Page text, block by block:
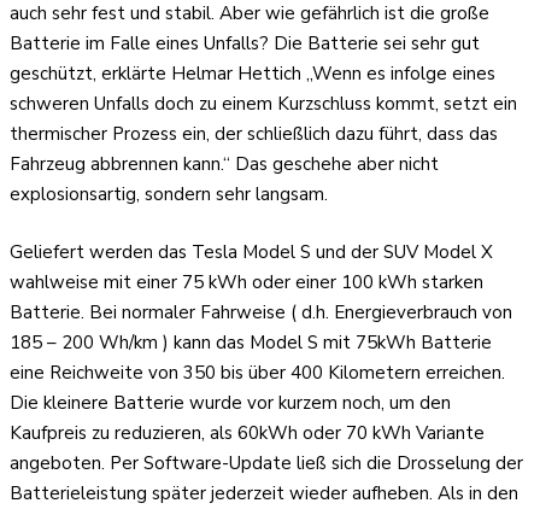
auch sehr fest und stabil. Aber wie gefährlich ist die große
Batterie im Falle eines Unfalls? Die Batterie sei sehr gut
geschützt, erklärte Helmar Hettich „Wenn es infolge eines
schweren Unfalls doch zu einem Kurzschluss kommt, setzt ein
thermischer Prozess ein, der schließlich dazu führt, dass das
Fahrzeug abbrennen kann.“ Das geschehe aber nicht
explosionsartig, sondern sehr langsam.
Geliefert werden das Tesla Model S und der SUV Model X
wahlweise mit einer 75 kWh oder einer 100 kWh starken
Batterie. Bei normaler Fahrweise ( d.h. Energieverbrauch von
185 – 200 Wh/km ) kann das Model S mit 75kWh Batterie
eine Reichweite von 350 bis über 400 Kilometern erreichen.
Die kleinere Batterie wurde vor kurzem noch, um den
Kaufpreis zu reduzieren, als 60kWh oder 70 kWh Variante
angeboten. Per Software-Update ließ sich die Drosselung der
Batterieleistung später jederzeit wieder aufheben. Als in den